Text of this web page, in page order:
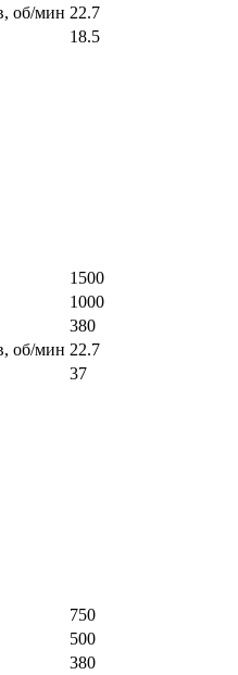
об/мин 22.7
18.5
1500
1000
380
об/мин 22.7
37
750
500
380